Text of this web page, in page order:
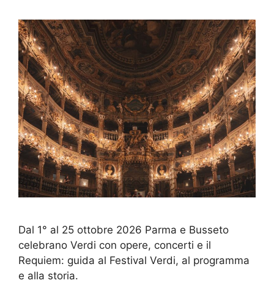
Dal 1° al 25 ottobre 2026 Parma e Busseto
celebrano Verdi con opere, concerti e il
Requiem: guida al Festival Verdi, al programma
e alla storia.